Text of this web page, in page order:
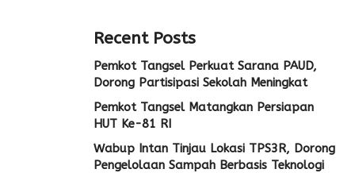
Recent Posts
Pemkot Tangsel Perkuat Sarana PAUD,
Dorong Partisipasi Sekolah Meningkat
Pemkot Tangsel Matangkan Persiapan
HUT Ke-81 RI
Wabup Intan Tinjau Lokasi TPS3R, Dorong
Pengelolaan Sampah Berbasis Teknologi